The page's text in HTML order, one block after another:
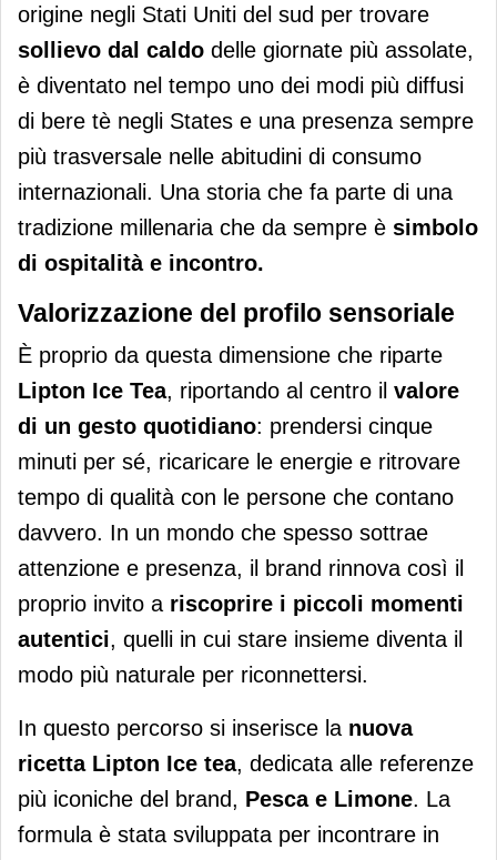
origine negli Stati Uniti del sud per trovare
sollievo dal caldo delle giornate più assolate,
è diventato nel tempo uno dei modi più diffusi
di bere tè negli States e una presenza sempre
più trasversale nelle abitudini di consumo
internazionali. Una storia che fa parte di una
tradizione millenaria che da sempre è simbolo
di ospitalità e incontro.
Valorizzazione del profilo sensoriale
È proprio da questa dimensione che riparte
Lipton Ice Tea, riportando al centro il valore
di un gesto quotidiano: prendersi cinque
minuti per sé, ricaricare le energie e ritrovare
tempo di qualità con le persone che contano
davvero. In un mondo che spesso sottrae
attenzione e presenza, il brand rinnova così il
proprio invito a riscoprire i piccoli momenti
autentici, quelli in cui stare insieme diventa il
modo più naturale per riconnettersi.
In questo percorso si inserisce la nuova
ricetta Lipton Ice tea, dedicata alle referenze
più iconiche del brand, Pesca e Limone. La
formula è stata sviluppata per incontrare in